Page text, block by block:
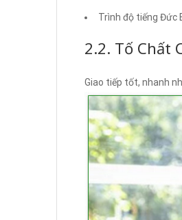
Trình độ tiếng Đức
2.2. Tố Chất
Giao tiếp tốt, nhanh